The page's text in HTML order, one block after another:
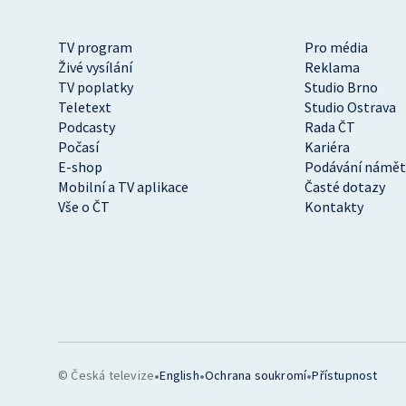
TV program
Pro média
Živé vysílání
Reklama
TV poplatky
Studio Brno
Teletext
Studio Ostrava
Podcasty
Rada ČT
Počasí
Kariéra
E-shop
Podávání
Mobilní a TV aplikace
Časté dotazy
Vše o ČT
Kontakty
© Česká televize•English•Ochrana soukromí•Přístupnost